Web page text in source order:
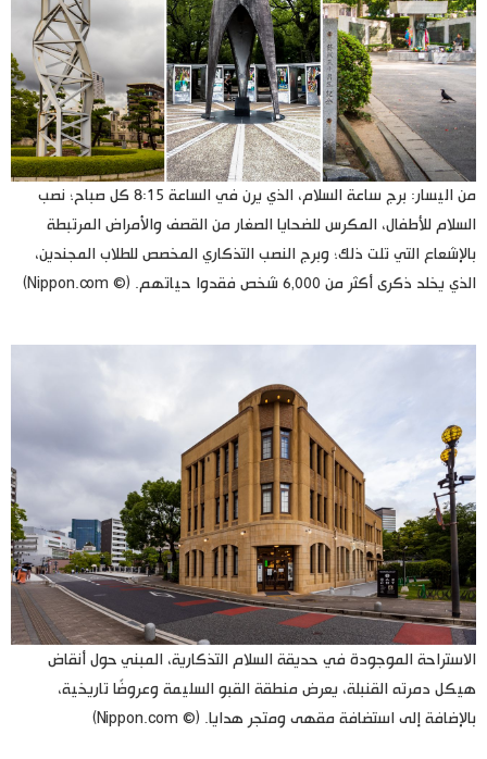
من اليسار: برج ساعة السلام، الذي يرن في الساعة 8:15 كل صباح؛ نصب
السلام للأطفال، المكرس للضحايا الصغار من القصف والأمراض المرتبطة
بالإشعاع التي تلت ذلك؛ وبرج النصب التذكاري المخصص للطلاب المجندين،
الذي يخلد ذكرى أكثر من 6,000 شخص فقدوا حياتهم. (© Nippon.com)
الاستراحة الموجودة في حديقة السلام التذكارية، المبني حول أنقاض
هيكل دمرته القنبلة، يعرض منطقة القبو السليمة وعروضًا تاريخية،
بالإضافة إلى استضافة مقهى ومتجر هدايا. (© Nippon.com)